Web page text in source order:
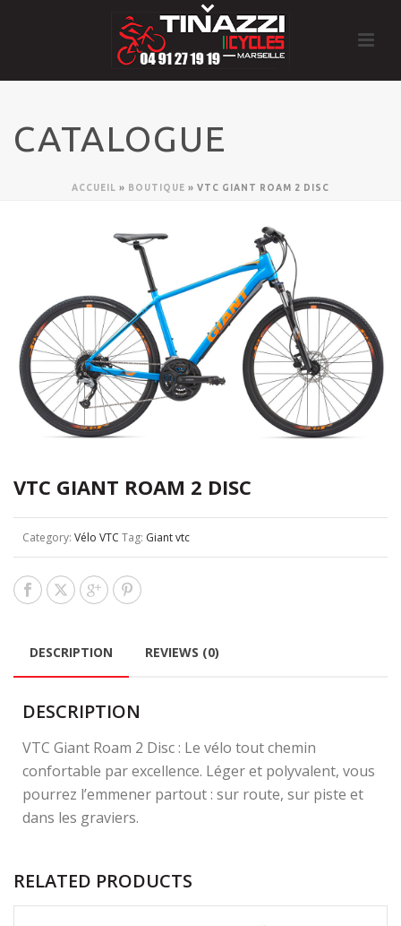
CATALOGUE
ACCUEIL » BOUTIQUE » VTC GIANT ROAM 2 DISC
VTC GIANT ROAM 2 DISC
Category: Vélo VTC Tag: Giant vtc
DESCRIPTION REVIEWS (0)
DESCRIPTION
VTC Giant Roam 2 Disc : Le vélo tout chemin
confortable par excellence. Léger et polyvalent, vous
pourrez l’emmener partout : sur route, sur piste et
dans les graviers.
RELATED PRODUCTS